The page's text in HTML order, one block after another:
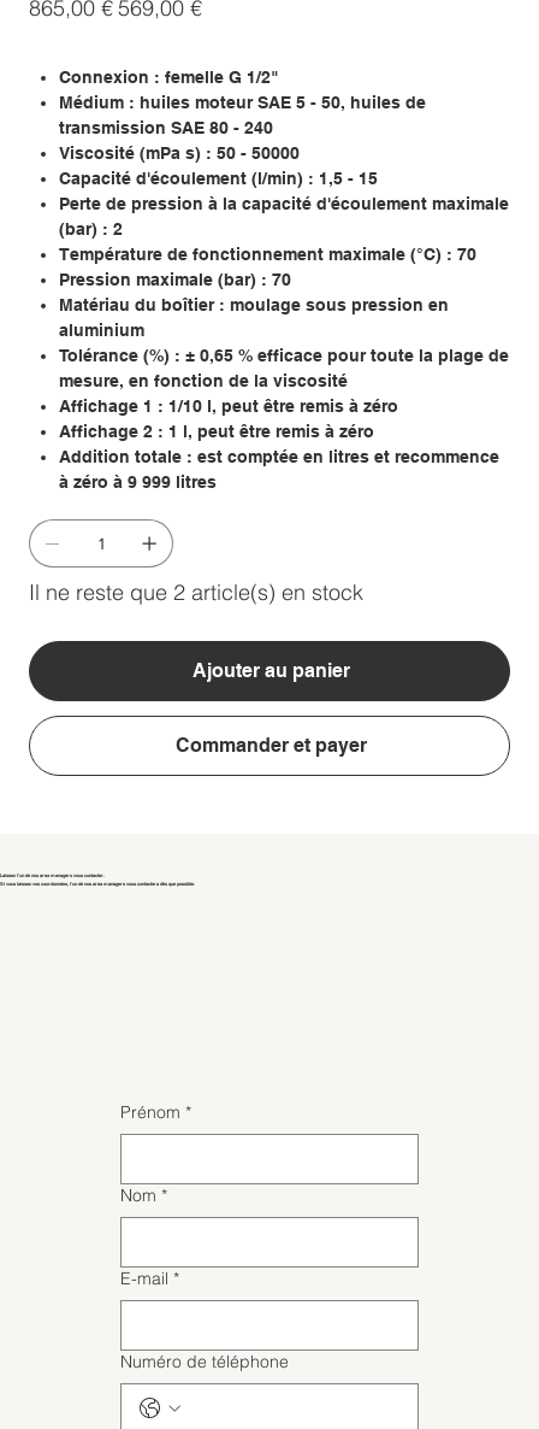
d’origine
865,00 € promotionnel
569,00 €
Connexion : femelle G 1/2"
Médium : huiles moteur SAE 5 - 50, huiles de
transmission SAE 80 - 240
Viscosité (mPa s) : 50 - 50000
Capacité d'écoulement (l/min) : 1,5 - 15
Perte de pression à la capacité d'écoulement maximale
(bar) : 2
Température de fonctionnement maximale (°C) : 70
Pression maximale (bar) : 70
Matériau du boîtier : moulage sous pression en
aluminium
Tolérance (%) : ± 0,65 % efficace pour toute la plage de
mesure, en fonction de la viscosité
Affichage 1 : 1/10 l, peut être remis à zéro
Affichage 2 : 1 l, peut être remis à zéro
Addition totale : est comptée en litres et recommence
à zéro à 9 999 litres
Il ne reste que 2 article(s) en stock
Ajouter au panier
Commander et payer
Laissez l'un de nos area managers vous contacter.
Si vous laissez vos coordonnées, l'un de nos area managers vous contactera dès que possible.
Prénom *
Nom *
E-mail *
Numéro de téléphone